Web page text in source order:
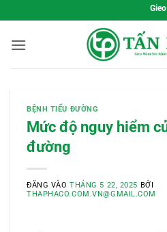
qua
nội
Gieo Mầm Sức
BỆNH TIỂU ĐƯỜNG
Mức độ nguy hiểm
đường
ĐĂNG VÀOTHÁNG 5 22, 2025 BỞI
THAPHACO.COM.VN@GMAIL.COM